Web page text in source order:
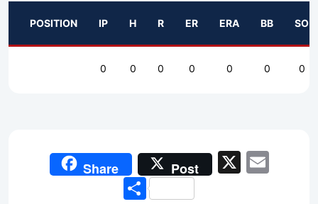
POSITION IP H R ER ERA BB SO
0 0 0 0 0 0 0
Share Post X
Share